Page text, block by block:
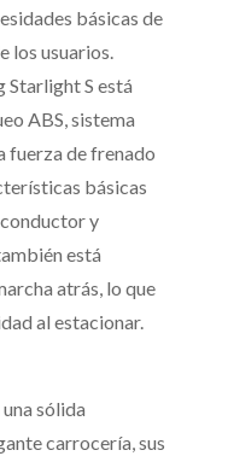
básicas de
los usuarios.
Starlight S está
ABS, sistema
fuerza de frenado
básicas
y
está
atrás, lo que
al estacionar.
sólida
carrocería, sus